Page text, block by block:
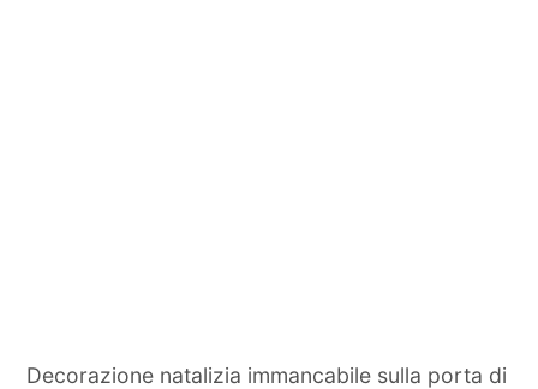
Decorazione natalizia immancabile sulla porta di